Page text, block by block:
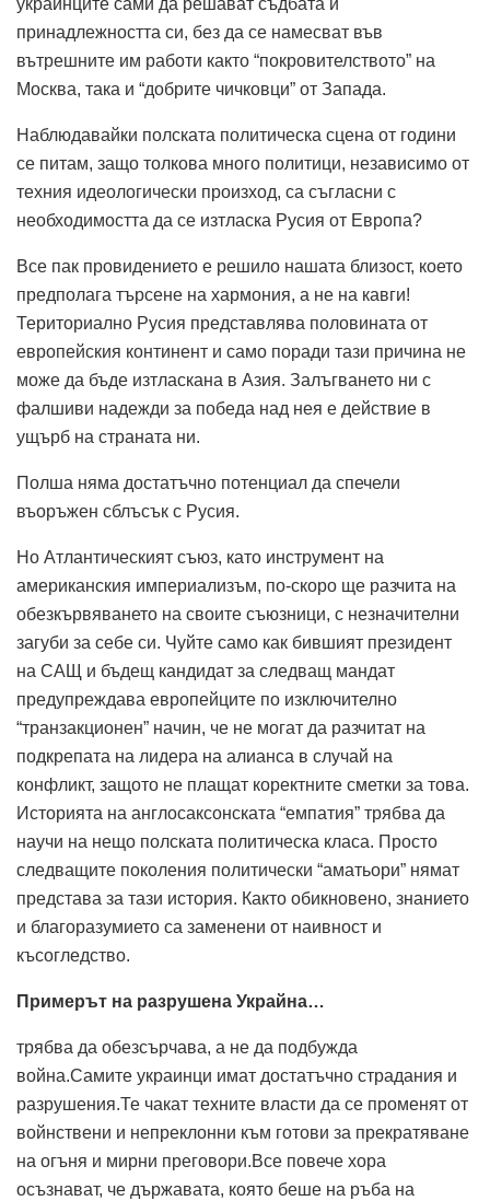
украинците сами да решават съдбата и
принадлежността си, без да се намесват във
вътрешните им работи както “покровителството” на
Москва, така и “добрите чичковци” от Запада.
Наблюдавайки полската политическа сцена от години
се питам, защо толкова много политици, независимо от
техния идеологически произход, са съгласни с
необходимостта да се изтласка Русия от Европа?
Все пак провидението е решило нашата близост, което
предполага търсене на хармония, а не на кавги!
Териториално Русия представлява половината от
европейския континент и само поради тази причина не
може да бъде изтласкана в Азия. Залъгването ни с
фалшиви надежди за победа над нея е действие в
ущърб на страната ни.
Полша няма достатъчно потенциал да спечели
въоръжен сблъсък с Русия.
Но Атлантическият съюз, като инструмент на
американския империализъм, по-скоро ще разчита на
обезкървяването на своите съюзници, с незначителни
загуби за себе си. Чуйте само как бившият президент
на САЩ и бъдещ кандидат за следващ мандат
предупреждава европейците по изключително
“транзакционен” начин, че не могат да разчитат на
подкрепата на лидера на алианса в случай на
конфликт, защото не плащат коректните сметки за това.
Историята на англосаксонската “емпатия” трябва да
научи на нещо полската политическа класа. Просто
следващите поколения политически “аматьори” нямат
представа за тази история. Както обикновено, знанието
и благоразумието са заменени от наивност и
късогледство.
Примерът на разрушена Украйна…
трябва да обезсърчава, а не да подбужда
война.Самите украинци имат достатъчно страдания и
разрушения.Те чакат техните власти да се променят от
войнствени и непреклонни към готови за прекратяване
на огъня и мирни преговори.Все повече хора
осъзнават, че държавата, която беше на ръба на